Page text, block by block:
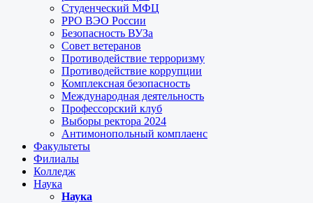
Студенческий МФЦ
РРО ВЭО России
Безопасность ВУЗа
Совет ветеранов
Противодействие терроризму
Противодействие коррупции
Комплексная безопасность
Международная деятельность
Профессорский клуб
Выборы ректора 2024
Антимонопольный комплаенс
Факультеты
Филиалы
Колледж
Наука
Наука